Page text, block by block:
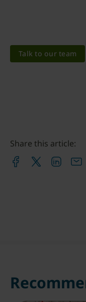
Talk to our team
Share this article: